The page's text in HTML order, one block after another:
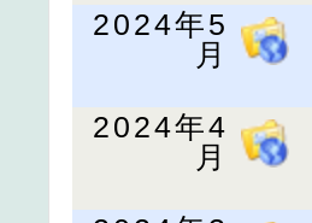
2024年5
月
2024年4
月